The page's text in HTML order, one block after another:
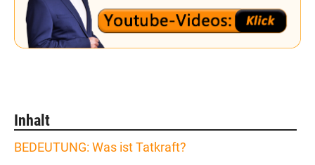
Inhalt
BEDEUTUNG: Was ist Tatkraft?